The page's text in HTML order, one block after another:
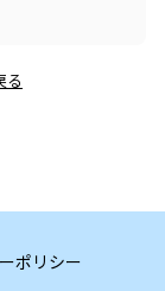
る
ポリシー